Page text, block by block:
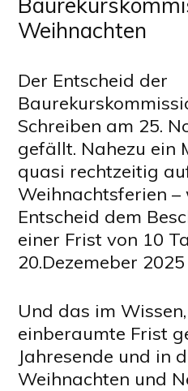
Weihnachten
Der Entscheid der
Schreiben am 25.
gefällt. Nahezu ein
quasi rechtzeitig
Weihnachtsferien –
Entscheid dem
einer Frist von 10
20.Dezemeber
Und das im
einberaumte Frist
Jahresende und in
Weihnachten und